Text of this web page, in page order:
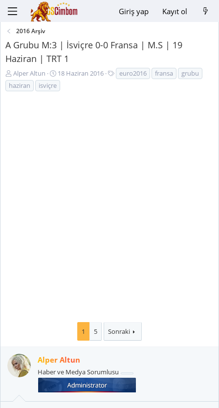
Giriş yap Kayıt ol
2016 Arşiv
A Grubu M:3 | İsviçre 0-0 Fransa | M.S | 19
Haziran | TRT 1
K
o
n
Alper Altun
B
a
ş
18 Haziran 2016
t
euro2016 fransa
grubu
haziran
isviçre
1 5 Sonraki
Alper Altun
Haber ve Medya Sorumlusu